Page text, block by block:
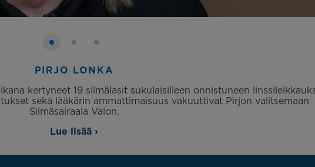
PIRJO LONKA
kertyneet 19 silmälasit sukulaisilleen onnistuneen
sekä lääkärin ammattimaisuus vakuuttivat Pirjon valitsemaan
Silmäsairaala Valon.
Lue lisää ›